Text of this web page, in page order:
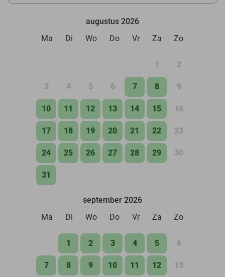
augustus 2026
Ma
Di Wo Do Vr Za Zo
1 2
3 4 5 6 7 8 9
10 11 12 13 14 15 16
17 18 19 20 21 22 23
24 25 26 27 28 29 30
31
september 2026
Ma
Di Wo Do Vr Za Zo
1 2 3 4 5 6
7 8 9 10 11 12 13